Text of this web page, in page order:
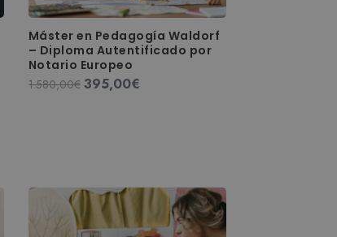
Máster en Pedagogía Waldorf
– Diploma Autentificado por
Notario Europeo
1.580,00€ El
395,00€El